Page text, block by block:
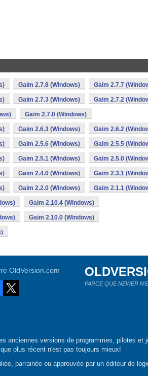
Gaim 2.7.8 (Windows) Gaim 2.7.7
Gaim 2.7.3 (Windows) Gaim 2.7.2
Gaim 2.7.0 (Windows)
Gaim 2.6.3 (Windows) Gaim 2.6.2
Gaim 2.5.6 (Windows) Gaim 2.5.5
Gaim 2.5.1 (Windows) Gaim 2.5.0
Gaim 2.4.0 (Windows) Gaim 2.3.1
Gaim 2.2.0 (Windows) Gaim 2.1.1
Gaim 2.10.4 (Windows)
Gaim 2.10.0 (Windows)
OldVersion.com
PARCE QUE NEWER
anciennes versions de programmes, pilotes et
plus récent n'est pas toujours mieux!
parrainée ou approuvée par un éditeur de